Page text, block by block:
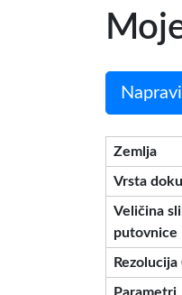
Zemlja
Vrsta
Veličina
putovnice
Rezolucija